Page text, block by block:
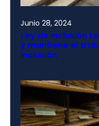
Junio 28, 2024
Ley de Inclusión
y mantiene el
inclusión